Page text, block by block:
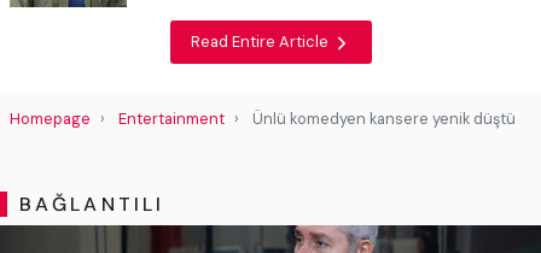
Read Entire Article
Homepage Entertainment Ünlü komedyen kansere yenik düştü
BAĞLANTILI